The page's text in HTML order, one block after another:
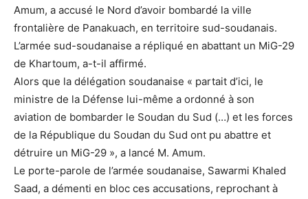
Amum, a accusé le Nord d’avoir bombardé la ville
frontalière de Panakuach, en territoire sud-soudanais.
L’armée sud-soudanaise a répliqué en abattant un MiG-29
de Khartoum, a-t-il affirmé.
Alors que la délégation soudanaise « partait d’ici, le
ministre de la Défense lui-même a ordonné à son
aviation de bombarder le Soudan du Sud (…) et les forces
de la République du Soudan du Sud ont pu abattre et
détruire un MiG-29 », a lancé M. Amum.
Le porte-parole de l’armée soudanaise, Sawarmi Khaled
Saad, a démenti en bloc ces accusations, reprochant à